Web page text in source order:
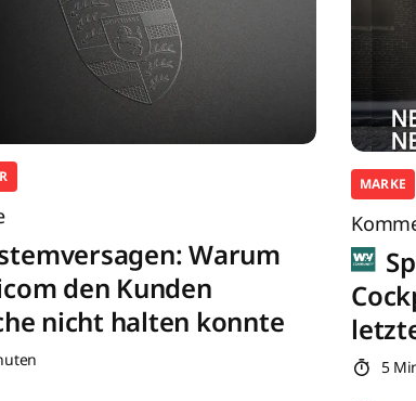
Warum
den Kunden
nicht halten konnte
MARKE
5